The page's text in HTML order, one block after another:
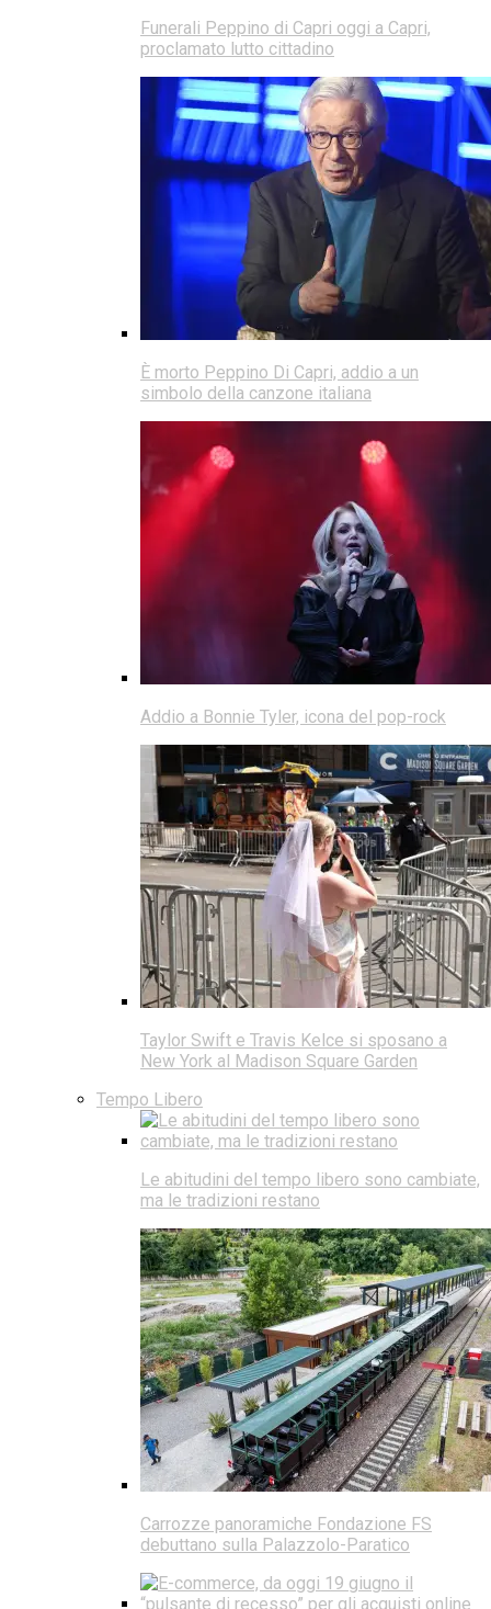
Funerali Peppino di Capri oggi a Capri,
proclamato lutto cittadino
È morto Peppino Di Capri, addio a un
simbolo della canzone italiana
Addio a Bonnie Tyler, icona del pop-rock
Taylor Swift e Travis Kelce si sposano a
New York al Madison Square Garden
Tempo Libero
Le abitudini del tempo libero sono cambiate,
ma le tradizioni restano
Carrozze panoramiche Fondazione FS
debuttano sulla Palazzolo-Paratico